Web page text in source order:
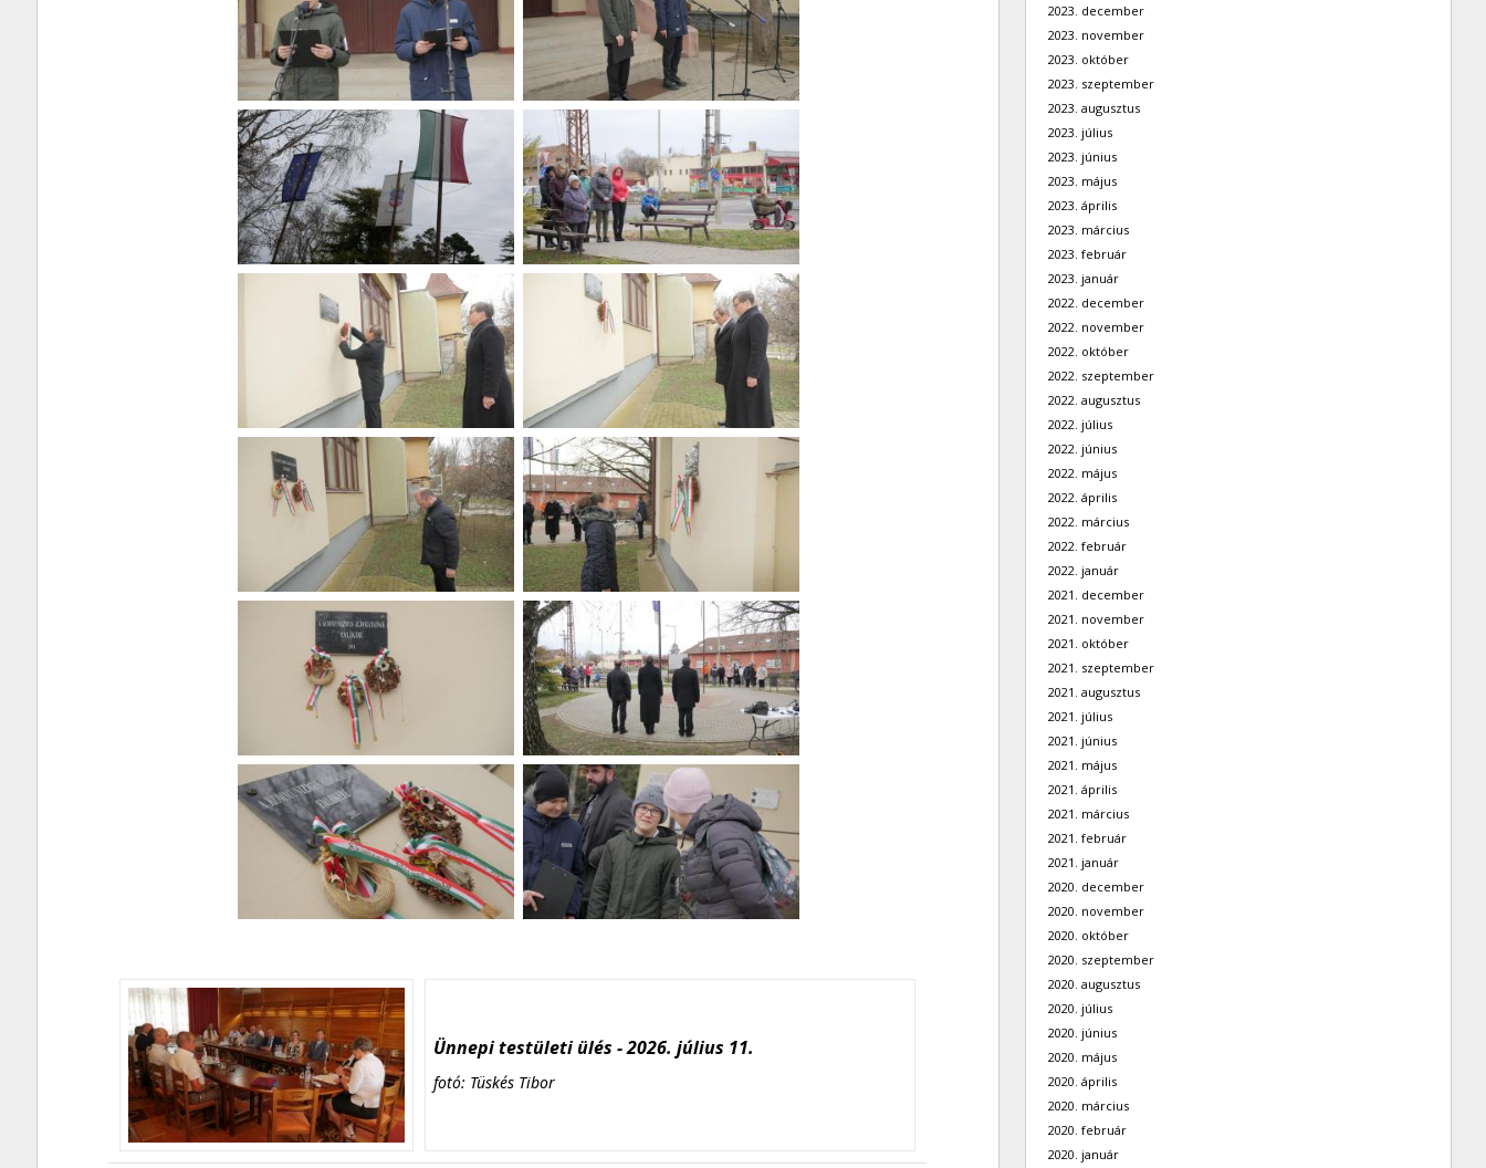
Ünnepi testületi ülés - 2026. július 11.
fotó: Tüskés Tibor
2023. december
2023. november
2023. október
2023. szeptember
2023. augusztus
2023. július
2023. június
2023. május
2023. április
2023. március
2023. február
2023. január
2022. december
2022. november
2022. október
2022. szeptember
2022. augusztus
2022. július
2022. június
2022. május
2022. április
2022. március
2022. február
2022. január
2021. december
2021. november
2021. október
2021. szeptember
2021. augusztus
2021. július
2021. június
2021. május
2021. április
2021. március
2021. február
2021. január
2020. december
2020. november
2020. október
2020. szeptember
2020. augusztus
2020. július
2020. június
2020. május
2020. április
2020. március
2020. február
2020. január